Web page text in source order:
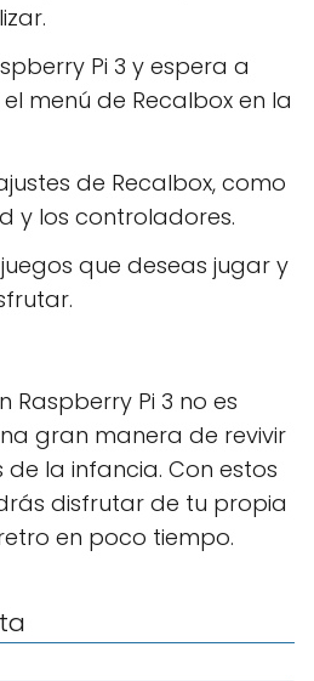
Pi 3 y espera a
menú de Recalbox en la
de Recalbox, como
y los controladores.
que deseas jugar y
Raspberry Pi 3 no es
gran manera de revivir
la infancia. Con estos
disfrutar de tu propia
en poco tiempo.